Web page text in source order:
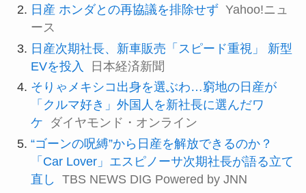
日産 ホンダとの再協議を排除せず Yahoo!ニュ
ース
日産次期社長、新車販売「スピード重視」 新型
EVを投入
日本経済新聞
そりゃメキシコ出身を選ぶわ…窮地の日産が
「クルマ好き」外国人を新社長に選んだワ
ケ
ダイヤモンド・オンライン
“ゴーンの呪縛”から日産を解放できるのか？
「Car Lover」エスピノーサ次期社長が語る立て
直し
TBS NEWS DIG Powered by JNN